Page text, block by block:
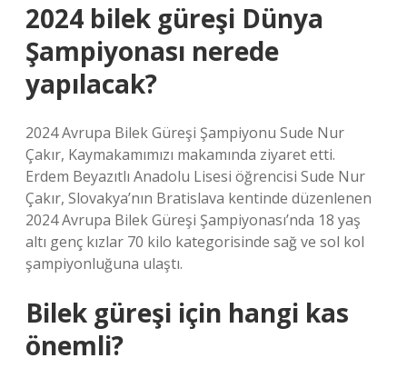
2024 bilek güreşi Dünya
Şampiyonası nerede
yapılacak?
2024 Avrupa Bilek Güreşi Şampiyonu Sude Nur
Çakır, Kaymakamımızı makamında ziyaret etti.
Erdem Beyazıtlı Anadolu Lisesi öğrencisi Sude Nur
Çakır, Slovakya’nın Bratislava kentinde düzenlenen
2024 Avrupa Bilek Güreşi Şampiyonası’nda 18 yaş
altı genç kızlar 70 kilo kategorisinde sağ ve sol kol
şampiyonluğuna ulaştı.
Bilek güreşi için hangi kas
önemli?